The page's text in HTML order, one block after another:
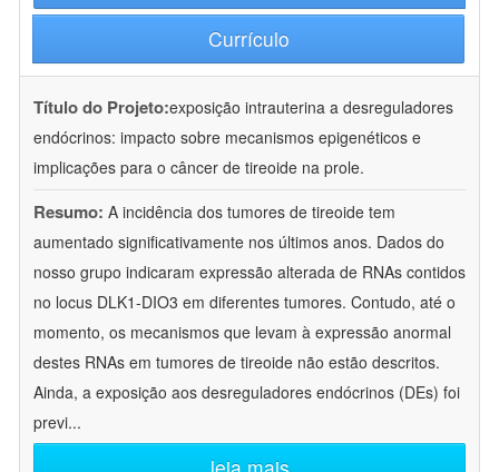
Currículo
Título do Projeto:exposição intrauterina a desreguladores
endócrinos: impacto sobre mecanismos epigenéticos e
implicações para o câncer de tireoide na prole.
Resumo: A incidência dos tumores de tireoide tem
aumentado significativamente nos últimos anos. Dados do
nosso grupo indicaram expressão alterada de RNAs contidos
no locus DLK1-DIO3 em diferentes tumores. Contudo, até o
momento, os mecanismos que levam à expressão anormal
destes RNAs em tumores de tireoide não estão descritos.
Ainda, a exposição aos desreguladores endócrinos (DEs) foi
previ...